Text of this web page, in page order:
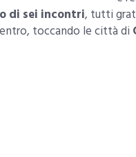
di sei incontri, tutti
toccando le città di